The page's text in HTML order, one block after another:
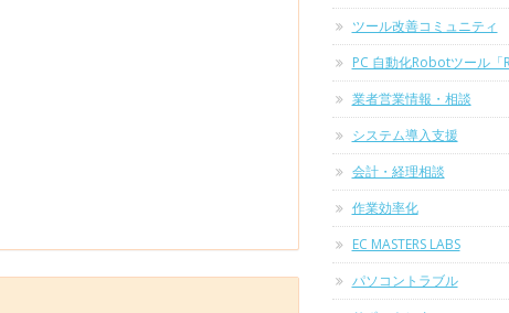
ツール改善コミュニティ
PC 自動化Robotツール「
業者営業情報・相談
システム導入支援
会計・経理相談
作業効率化
EC MASTERS LABS
パソコントラブル